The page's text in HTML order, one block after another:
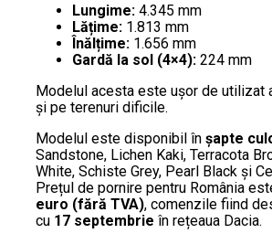
Lungime: 4.345 mm
Lățime: 1.813 mm
Înălțime: 1.656 mm
Gardă la sol (4×4): 224 mm
Modelul acesta este ușor de utilizat
și pe terenuri dificile.
Modelul este disponibil în șapte
Sandstone, Lichen Kaki, Terracota
White, Schiste Grey, Pearl Black și
Prețul de pornire pentru România
euro (fără TVA), comenzile fiind
cu 17 septembrie în rețeaua Dacia.